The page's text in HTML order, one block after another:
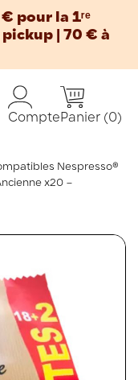
pour la 1ʳᵉ
| 70 € à
ComptePanier (0)
Nespresso®
x20 –